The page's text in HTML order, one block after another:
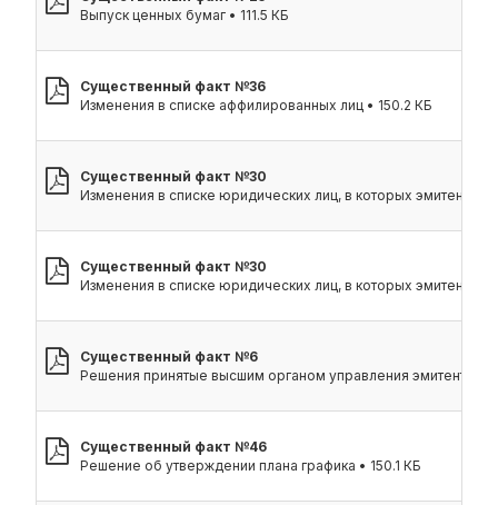
Выпуск ценных бумаг • 111.5 КБ
Существенный факт №36
Изменения в списке аффилированных лиц • 150.2 КБ
Существенный факт №30
Изменения в списке юридических лиц, в которых эмитент
Существенный факт №30
Изменения в списке юридических лиц, в которых эмитент
Существенный факт №6
Решения принятые высшим органом управления эмитента •
Cущественный факт №46
Решение об утверждении плана графика • 150.1 КБ